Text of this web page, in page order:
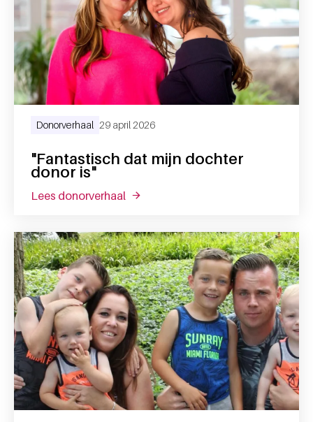
"Fantastisch dat mijn dochter
donor is"
Donorverhaal 29 april 2026
lees donorverhaal over "fantastisch dat mijn dochter